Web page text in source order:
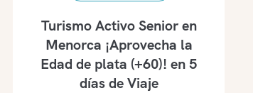
Turismo Activo Senior en
Menorca ¡Aprovecha la
Edad de plata (+60)! en 5
días de Viaje